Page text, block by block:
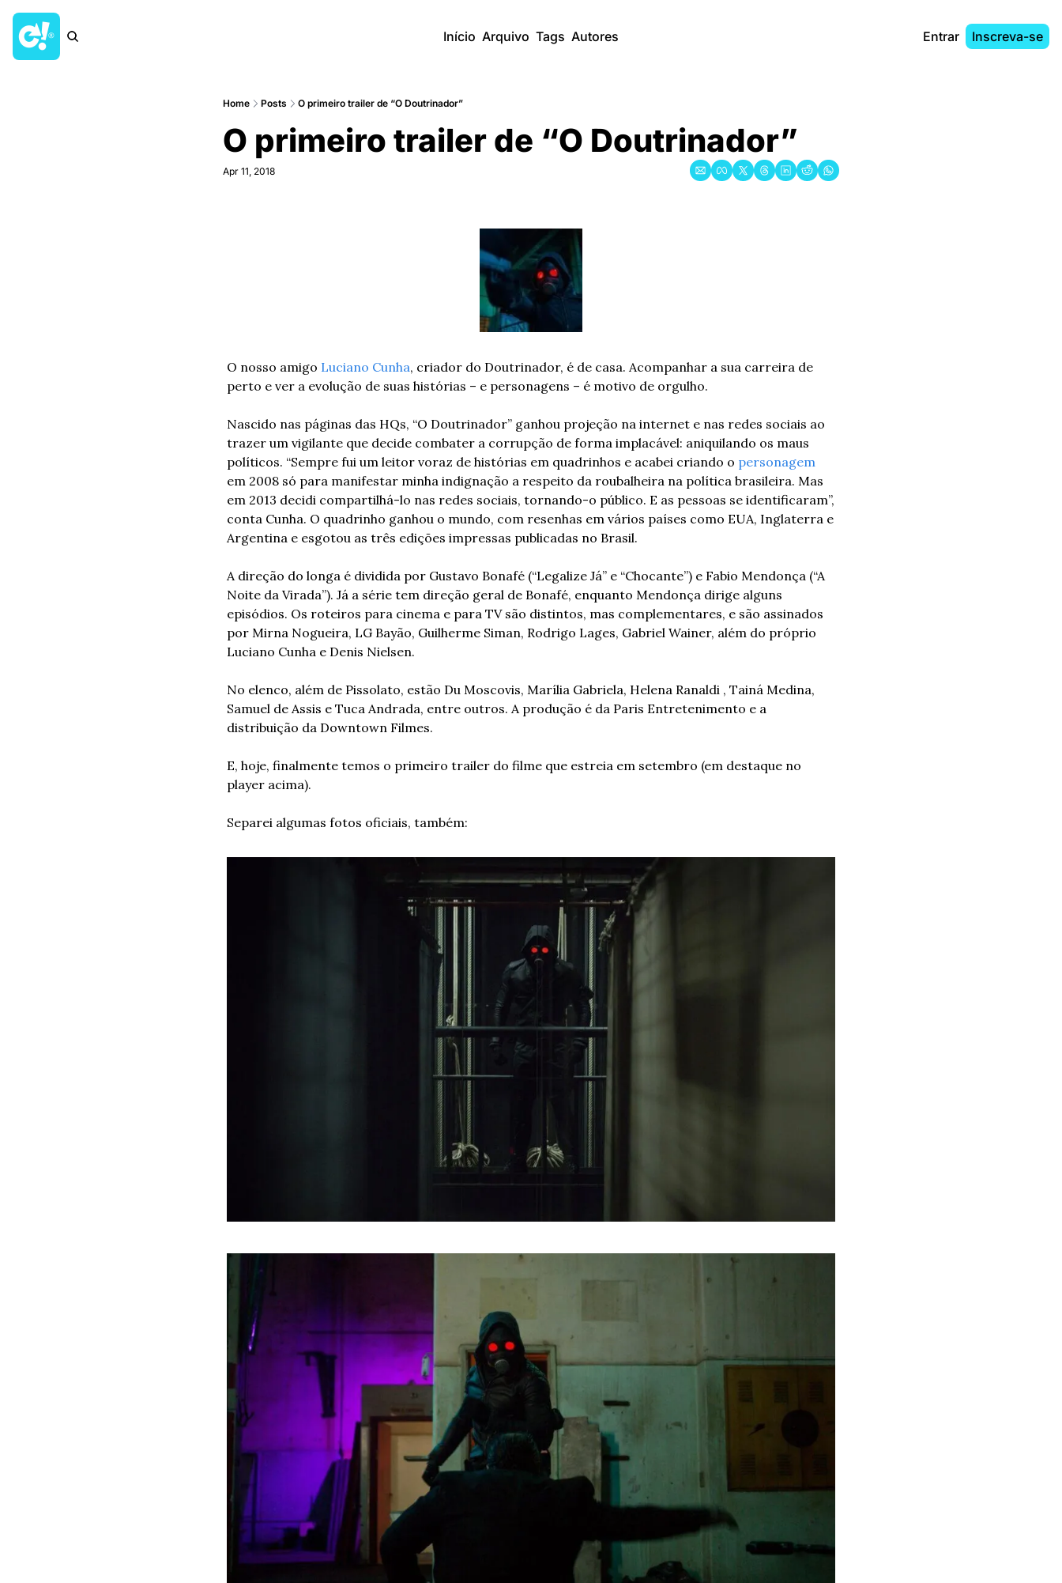
Início Arquivo Tags Autores Entrar Inscreva-se
Home Posts O primeiro trailer de “O Doutrinador”
O primeiro trailer de “O Doutrinador”
Apr 11, 2018
O nosso amigo Luciano Cunha, criador do Doutrinador, é de casa. Acompanhar a sua carreira de
perto e ver a evolução de suas histórias – e personagens – é motivo de orgulho.
Nascido nas páginas das HQs, “O Doutrinador” ganhou projeção na internet e nas redes sociais ao
trazer um vigilante que decide combater a corrupção de forma implacável: aniquilando os maus
políticos. “Sempre fui um leitor voraz de histórias em quadrinhos e acabei criando o personagem
em 2008 só para manifestar minha indignação a respeito da roubalheira na política brasileira. Mas
em 2013 decidi compartilhá-lo nas redes sociais, tornando-o público. E as pessoas se identificaram”,
conta Cunha. O quadrinho ganhou o mundo, com resenhas em vários países como EUA, Inglaterra e
Argentina e esgotou as três edições impressas publicadas no Brasil.
A direção do longa é dividida por Gustavo Bonafé (“Legalize Já” e “Chocante”) e Fabio Mendonça (“A
Noite da Virada”). Já a série tem direção geral de Bonafé, enquanto Mendonça dirige alguns
episódios. Os roteiros para cinema e para TV são distintos, mas complementares, e são assinados
por Mirna Nogueira, LG Bayão, Guilherme Siman, Rodrigo Lages, Gabriel Wainer, além do próprio
Luciano Cunha e Denis Nielsen.
No elenco, além de Pissolato, estão Du Moscovis, Marília Gabriela, Helena Ranaldi , Tainá Medina,
Samuel de Assis e Tuca Andrada, entre outros. A produção é da Paris Entretenimento e a
distribuição da Downtown Filmes.
E, hoje, finalmente temos o primeiro trailer do filme que estreia em setembro (em destaque no
player acima).
Separei algumas fotos oficiais, também: